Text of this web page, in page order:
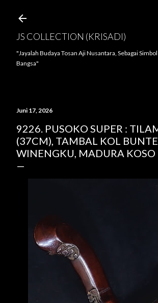
JS COLLECTION (KRISADI)
"Jayalah Budaya Tosan Aji Nusantara, Sebagai
Bangsa"
Juni 17, 2026
9226. PUSOKO SUPER :
(37CM), TAMBAL KOL
WINENGKU, MADURA KOSO